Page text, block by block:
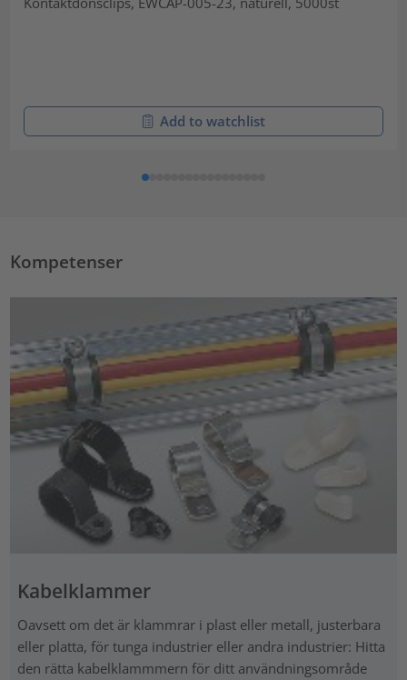
Add to watchlist
Kompetenser
Kabelklammer
Oavsett om det är klammrar i plast eller metall, justerbara
eller platta, för tunga industrier eller andra industrier: Hitta
den rätta kabelklammmern för ditt användningsområde